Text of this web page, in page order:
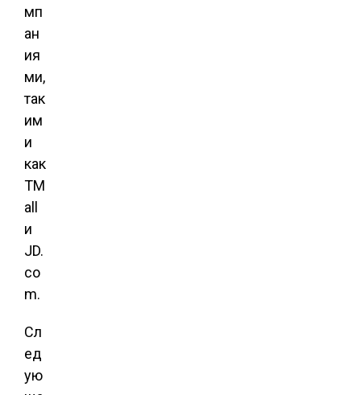
мп
ан
ия
ми,
так
им
и
как
TM
all
и
JD.
co
m.
Сл
ед
ую